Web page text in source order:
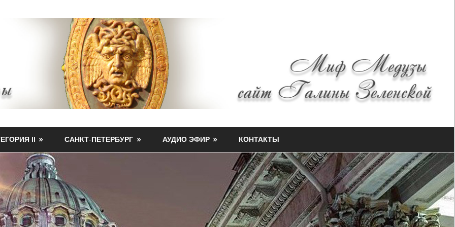
II САНКТ-ПЕТЕРБУРГ АУДИО ЭФИР КОНТАКТЫ